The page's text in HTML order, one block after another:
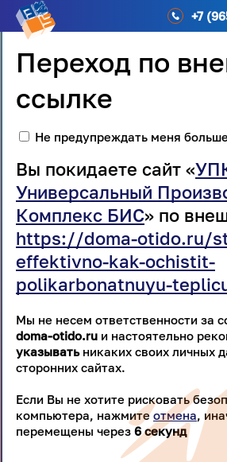
+7
Переход по
ссылке
Не предупреждать меня больше
Вы покидаете сайт «
Универсальный
Комплекс БИС» по
https://doma-otido.ru/
effektivno-kak-ochistit-
polikarbonatnuyu-
Мы не несем ответственности за
doma-otido.ru и настоятельно
указыватьникаких своих личных
сторонних сайтах.
Если Вы не хотите рисковать
компьютера, нажмитеотмена,
перемещены через 5секунд